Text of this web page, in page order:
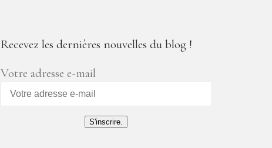
Recevez les dernières nouvelles du blog !
Votre adresse e-mail
S'inscrire.